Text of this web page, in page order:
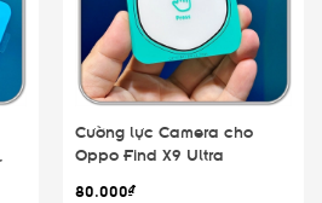
Cường lực Camera cho
Oppo Find X9 Ultra
80.000₫